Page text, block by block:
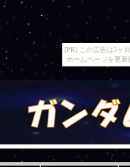
[PR] この広告は3ヶ
ホームページを更